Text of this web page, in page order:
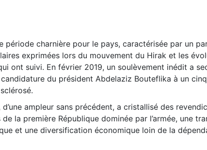
période charnière pour le pays, caractérisée par un
exprimées lors du mouvement du Hirak et les
ont suivi. En février 2019, un soulèvement inédit a
du président Abdelaziz Bouteflika à un
ampleur sans précédent, a cristallisé des
la première République dominée par l’armée, une
et une diversification économique loin de la